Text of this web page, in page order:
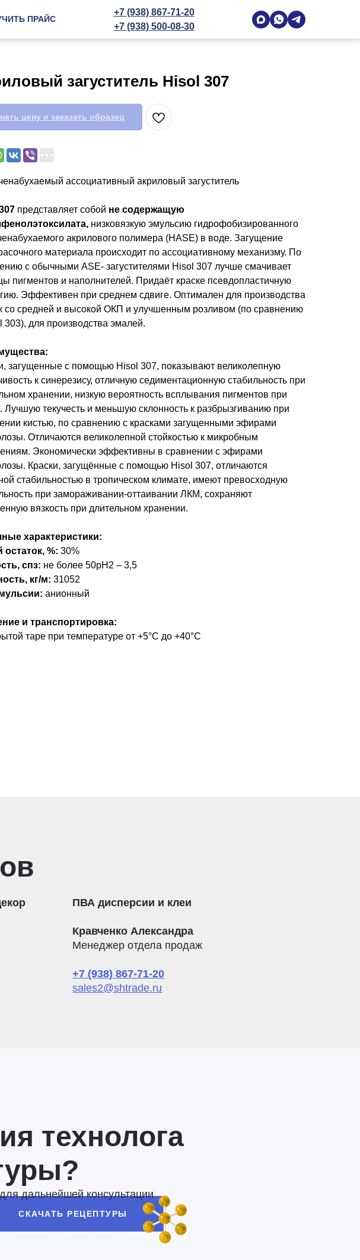
ПРАЙС
+7 (938) 867-71-20
+7 (938) 500-08-30
загуститель Hisol 307
цену и заказать образец
ассоциативный акриловый загуститель
представляет собой не содержащую
низковязкую эмульсию гидрофобизированного
акрилового полимера (HASE) в воде. Загущение
материала происходит по ассоциативному механизму. По
с обычными ASE- загустителями Hisol 307 лучше смачивает
пигментов и наполнителей. Придаёт краске псевдопластичную
Эффективен при среднем сдвиге. Оптимален для производства
со средней и высокой ОКП и улучшенным розливом (по сравнению
303), для производства эмалей.
загущенные с помощью Hisol 307, показывают великолепную
к синерезису, отличную седиментационную стабильность при
хранении, низкую вероятность всплывания пигментов при
Лучшую текучесть и меньшую склонность к разбрызгиванию при
кистью, по сравнению с красками загущенными эфирами
Отличаются великолепной стойкостью к микробным
Экономически эффективны в сравнении с эфирами
Краски, загущённые с помощью Hisol 307, отличаются
стабильностью в тропическом климате, имеют превосходную
при замораживании-оттаивании ЛКМ, сохраняют
вязкость при длительном хранении.
характеристики:
остаток, %: 30%
спз: не более 50рН2 – 3,5
кг/м: 31052
анионный
и транспортировка:
таре при температуре от +5°С до +40°С
ПВА дисперсии и клеи
Кравченко Александра
Менеджер отдела продаж
+7 (938) 867-71-20
sales2@shtrade.ru
СКАЧАТЬ РЕЦЕПТУРЫ
технолога
дальнейшей консультации